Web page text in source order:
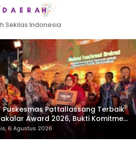
Sekilas Indonesia
Puskesmas Pattallassang Terbaik
Award 2026, Bukti Komitmen
Pelayanan Kesehatan
6 Agustus 2026